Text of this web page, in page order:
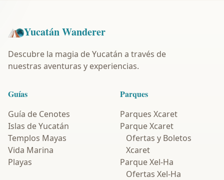
Yucatán Wanderer
Descubre la magia de Yucatán a través de
nuestras aventuras y experiencias.
Guías
Guía de Cenotes
Islas de Yucatán
Templos Mayas
Vida Marina
Playas
Parques
Parques Xcaret
Parque Xcaret
Ofertas y Boletos
Xcaret
Parque Xel-Ha
Ofertas Xel-Ha